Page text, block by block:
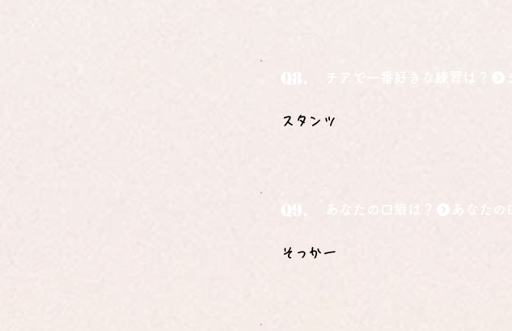
チアで一番好きな練習は？
スタンツ
あなたの口癖は？
そっかー